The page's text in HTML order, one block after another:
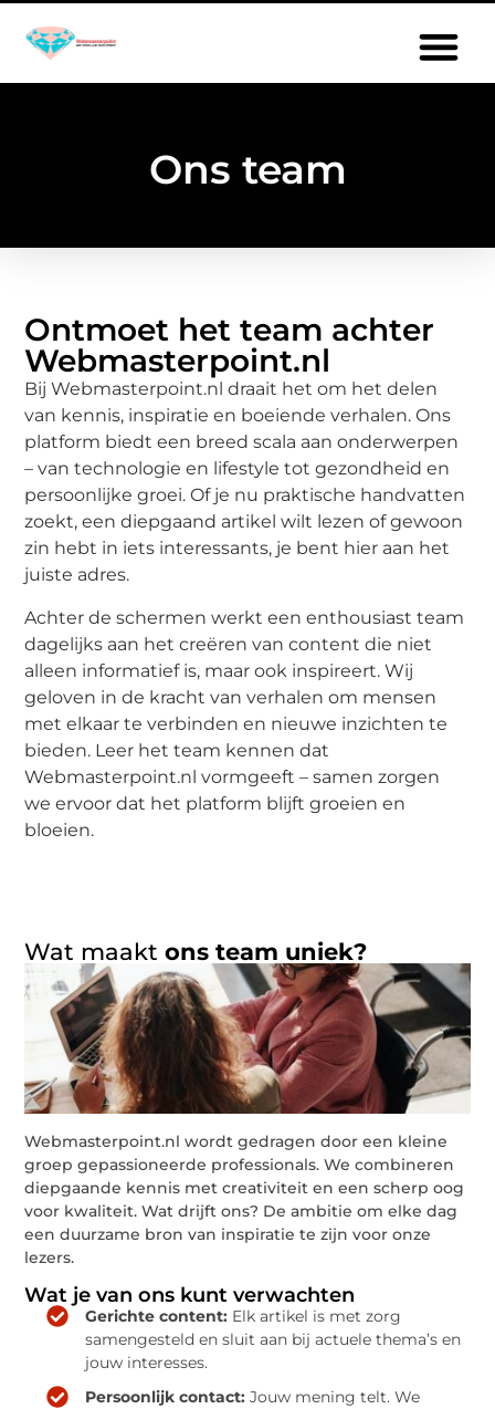
Ons team
Ontmoet het team achter
Webmasterpoint.nl
Bij Webmasterpoint.nl draait het om het delen
van kennis, inspiratie en boeiende verhalen. Ons
platform biedt een breed scala aan onderwerpen
– van technologie en lifestyle tot gezondheid en
persoonlijke groei. Of je nu praktische handvatten
zoekt, een diepgaand artikel wilt lezen of gewoon
zin hebt in iets interessants, je bent hier aan het
juiste adres.
Achter de schermen werkt een enthousiast team
dagelijks aan het creëren van content die niet
alleen informatief is, maar ook inspireert. Wij
geloven in de kracht van verhalen om mensen
met elkaar te verbinden en nieuwe inzichten te
bieden. Leer het team kennen dat
Webmasterpoint.nl vormgeeft – samen zorgen
we ervoor dat het platform blijft groeien en
bloeien.
Wat maaktons team uniek?
Webmasterpoint.nl wordt gedragen door een kleine
groep gepassioneerde professionals. We combineren
diepgaande kennis met creativiteit en een scherp oog
voor kwaliteit. Wat drijft ons? De ambitie om elke dag
een duurzame bron van inspiratie te zijn voor onze
lezers.
Wat je van ons kunt verwachten
Gerichte content: Elk artikel is met zorg
samengesteld en sluit aan bij actuele thema’s en
jouw interesses.
Persoonlijk contact: Jouw mening telt. We